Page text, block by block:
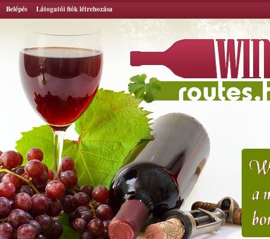
Belépés Látogatói fiók létrehozása